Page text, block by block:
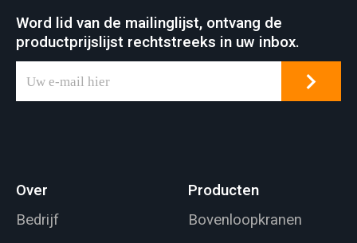
Word lid van de mailinglijst, ontvang de
productprijslijst rechtstreeks in uw inbox.
Over
Bedrijf
Producten
Bovenloopkranen